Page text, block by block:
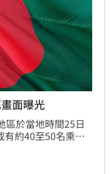
面曝光
區於當地時間25日
有約40至50名乘客
瑪河（Padma